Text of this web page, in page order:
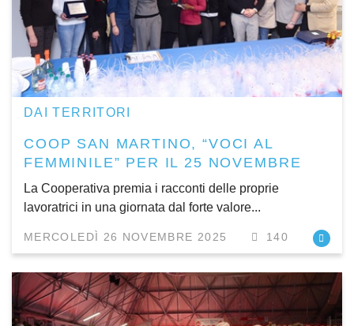
DAI TERRITORI
COOP SAN MARTINO, “VOCI AL
FEMMINILE” PER IL 25 NOVEMBRE
La Cooperativa premia i racconti delle proprie
lavoratrici in una giornata dal forte valore...
MERCOLEDÌ 26 NOVEMBRE 2025 140